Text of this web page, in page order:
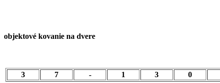
objektové kovanie na dvere
3 7 - 1 3 0